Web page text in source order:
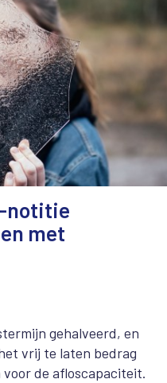
notitie
met
gehalveerd, en
vrij te laten bedrag
de afloscapaciteit.